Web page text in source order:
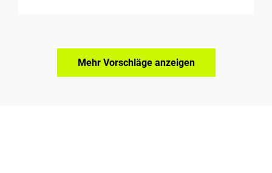
Mehr Vorschläge anzeigen